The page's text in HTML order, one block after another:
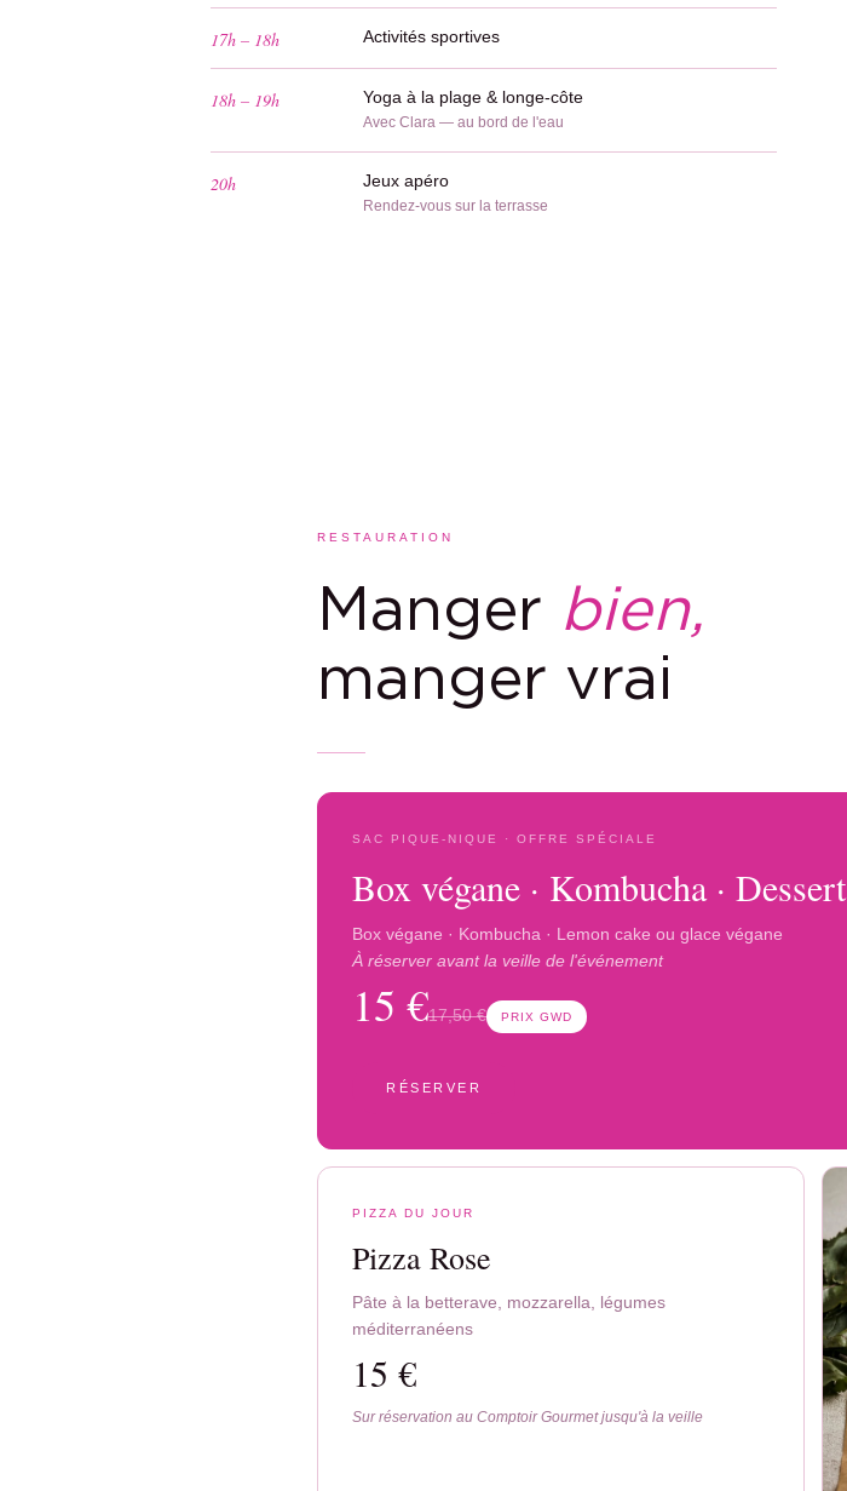
17h – 18h Activités sportives
18h – 19h Yoga à la plage & longe-côte
Avec Clara — au bord de l'eau
20h Jeux apéro
Rendez-vous sur la terrasse
RESTAURATION
Manger bien,
manger vrai
SAC PIQUE-NIQUE · OFFRE SPÉCIALE
Box végane · Kombucha · Dessert
Box végane · Kombucha · Lemon cake ou glace végane
À réserver avant la veille de l'événement
15 €17,50 € PRIX GWD
RÉSERVER
PIZZA DU JOUR
Pizza Rose
Pâte à la betterave, mozzarella, légumes
méditerranéens
15 €
Sur réservation au Comptoir Gourmet jusqu'à la veille